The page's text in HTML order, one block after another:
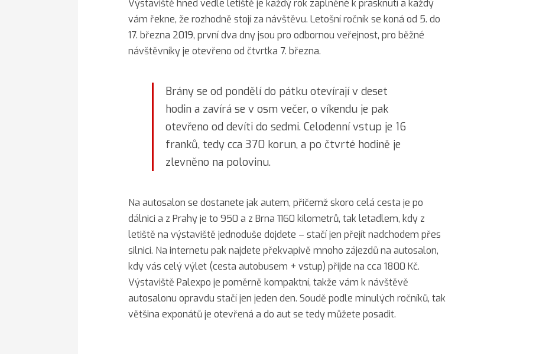
Výstaviště hned vedle letiště je každý rok zaplněné k prasknutí a každý
vám řekne, že rozhodně stojí za návštěvu. Letošní ročník se koná od 5. do
17. března 2019, první dva dny jsou pro odbornou veřejnost, pro běžné
návštěvníky je otevřeno od čtvrtka 7. března.
Brány se od pondělí do pátku otevírají v deset
hodin a zavírá se v osm večer, o víkendu je pak
otevřeno od devíti do sedmi. Celodenní vstup je 16
franků, tedy cca 370 korun, a po čtvrté hodině je
zlevněno na polovinu.
Na autosalon se dostanete jak autem, přičemž skoro celá cesta je po
dálnici a z Prahy je to 950 a z Brna 1160 kilometrů, tak letadlem, kdy z
letiště na výstaviště jednoduše dojdete – stačí jen přejít nadchodem přes
silnici. Na internetu pak najdete překvapivě mnoho zájezdů na autosalon,
kdy vás celý výlet (cesta autobusem + vstup) přijde na cca 1800 Kč.
Výstaviště Palexpo je poměrně kompaktní, takže vám k návštěvě
autosalonu opravdu stačí jen jeden den. Soudě podle minulých ročníků, tak
většina exponátů je otevřená a do aut se tedy můžete posadit.